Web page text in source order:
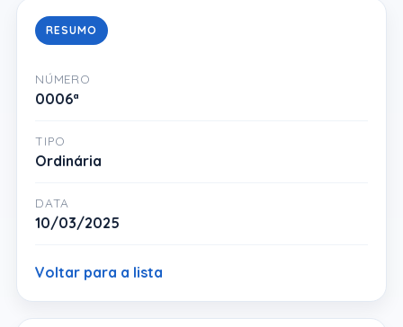
RESUMO
NÚMERO
0006ª
TIPO
Ordinária
DATA
10/03/2025
Voltar para a lista